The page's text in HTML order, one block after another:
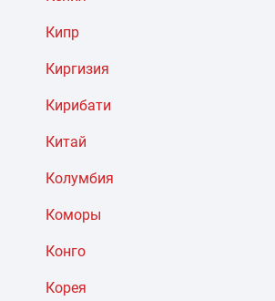
Кипр
Киргизия
Кирибати
Китай
Колумбия
Коморы
Конго
Корея